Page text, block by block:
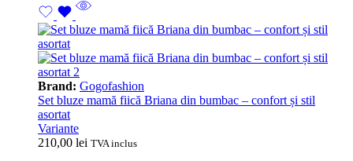
Brand: Gogofashion
Set bluze mamă fiică Briana din bumbac – confort și stil
asortat
Variante
210,00 lei TVA inclus